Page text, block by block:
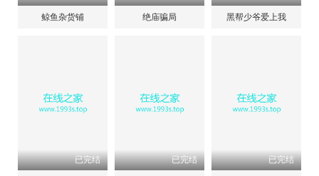
鲸鱼杂货铺 绝庙骗局 黑帮少爷爱上我
已完结 已完结 已完结